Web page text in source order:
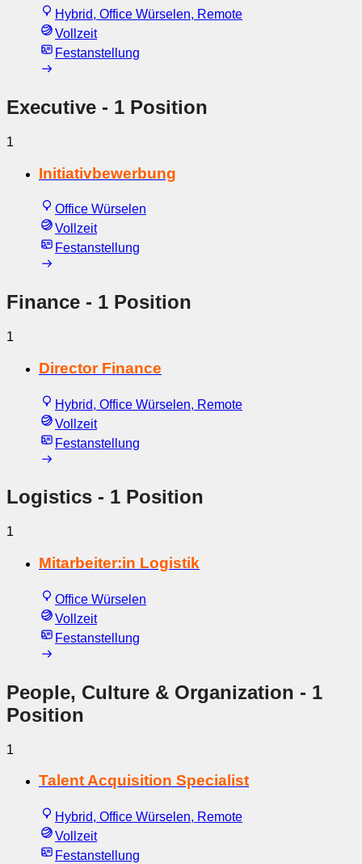
Hybrid, Office Würselen, Remote
Vollzeit
Festanstellung
Executive - 1 Position
1
Initiativbewerbung
Office Würselen
Vollzeit
Festanstellung
Finance - 1 Position
1
Director Finance
Hybrid, Office Würselen, Remote
Vollzeit
Festanstellung
Logistics - 1 Position
1
Mitarbeiter:in Logistik
Office Würselen
Vollzeit
Festanstellung
People, Culture & Organization - 1
Position
1
Talent Acquisition Specialist
Hybrid, Office Würselen, Remote
Vollzeit
Festanstellung